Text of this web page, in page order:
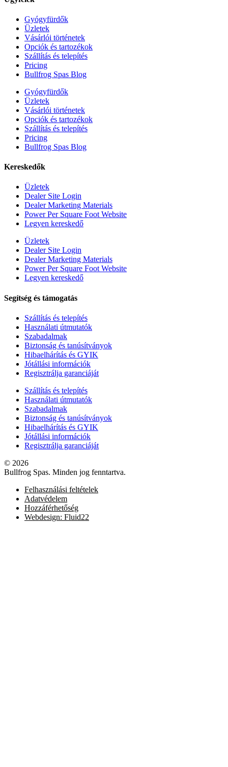
Gyógyfürdők
Üzletek
Vásárlói történetek
Opciók és tartozékok
Szállítás és telepítés
Pricing
Bullfrog Spas Blog
Gyógyfürdők
Üzletek
Vásárlói történetek
Opciók és tartozékok
Szállítás és telepítés
Pricing
Bullfrog Spas Blog
Kereskedők
Üzletek
Dealer Site Login
Dealer Marketing Materials
Power Per Square Foot Website
Legyen kereskedő
Üzletek
Dealer Site Login
Dealer Marketing Materials
Power Per Square Foot Website
Legyen kereskedő
Segítség és támogatás
Szállítás és telepítés
Használati útmutatók
Szabadalmak
Biztonság és tanúsítványok
Hibaelhárítás és GYIK
Jótállási információk
Regisztrálja garanciáját
Szállítás és telepítés
Használati útmutatók
Szabadalmak
Biztonság és tanúsítványok
Hibaelhárítás és GYIK
Jótállási információk
Regisztrálja garanciáját
© 2026
Bullfrog Spas. Minden jog fenntartva.
Felhasználási feltételek
Adatvédelem
Hozzáférhetőség
Webdesign: Fluid22